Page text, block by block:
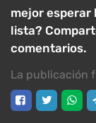
mejor esperar
lista?
comentarios.
La publicación